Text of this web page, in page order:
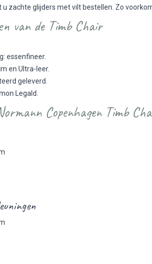
u zachte glijders met vilt bestellen. Zo
van de Timb Chair
essenfineer.
en Ultra-leer.
geleverd.
Legald.
Copenhagen Timb